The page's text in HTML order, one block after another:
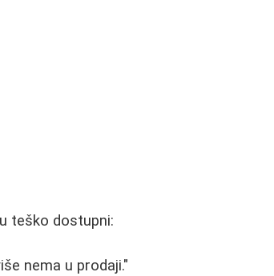
teško dostupni:
nema u prodaji."